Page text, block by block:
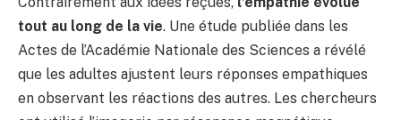
tout au long de la vie. Une étude publiée dans les
Actes de l’Académie Nationale des Sciences a révélé
que les adultes ajustent leurs réponses empathiques
en observant les réactions des autres. Les chercheurs